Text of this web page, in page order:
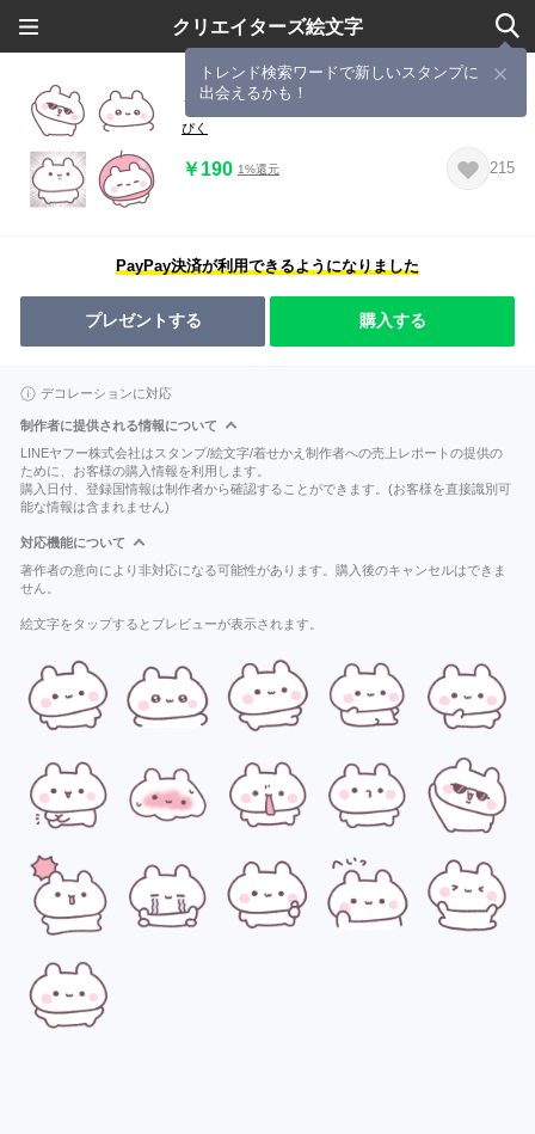
クリエイターズ絵文字
トレンド検索ワードで新しいスタンプに
出会えるかも！
うさちゅん えもじ
ぴく
￥190 1%還元 215
PayPay決済が利用できるようになりました
プレゼントする 購入する
デコレーションに対応
制作者に提供される情報について
LINEヤフー株式会社はスタンプ/絵文字/着せかえ制作者への売上レポートの提供の
ために、お客様の購入情報を利用します。
購入日付、登録国情報は制作者から確認することができます。(お客様を直接識別可
能な情報は含まれません)
対応機能について
著作者の意向により非対応になる可能性があります。購入後のキャンセルはできま
せん。
絵文字をタップするとプレビューが表示されます。